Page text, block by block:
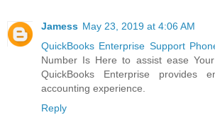
Jamess May 23, 2019 at 4:06 AM
QuickBooks Enterprise Support
Number Is Here to assist ease
QuickBooks Enterprise provides
accounting experience.
Reply